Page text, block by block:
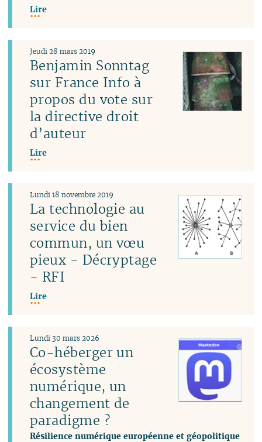
Lire
Benjamin Sonntag
sur France Info à
propos du vote sur
la directive droit
d’auteur
Jeudi 28 mars 2019
Lire
La technologie au
service du bien
commun, un vœu
pieux - Décryptage
- RFI
Lundi 18 novembre 2019
Lire
Co-héberger un
écosystème
numérique, un
changement de
paradigme ?
Résilience numérique européenne et géopolitique
Lundi 30 mars 2026